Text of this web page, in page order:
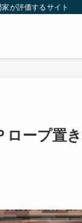
が評価するサイト
ロープ置